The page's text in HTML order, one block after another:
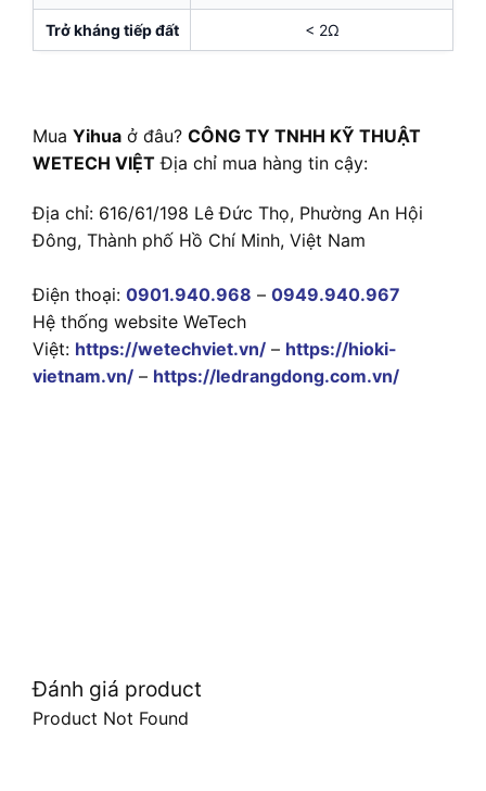
Trở kháng tiếp đất < 2Ω
Mua Yihua ở đâu? CÔNG TY TNHH KỸ THUẬT
WETECH VIỆT Địa chỉ mua hàng tin cậy:
Địa chỉ: 616/61/198 Lê Đức Thọ, Phường An Hội
Đông, Thành phố Hồ Chí Minh, Việt Nam
Điện thoại: 0901.940.968 – 0949.940.967
Hệ thống website WeTech
Việt: https://wetechviet.vn/ – https://hioki-
vietnam.vn/ – https://ledrangdong.com.vn/
Đánh giá product
Product Not Found